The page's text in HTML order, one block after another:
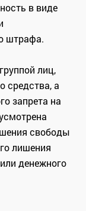
в виде
штрафа.
лиц,
средства, а
запрета на
свободы
лишения
денежного